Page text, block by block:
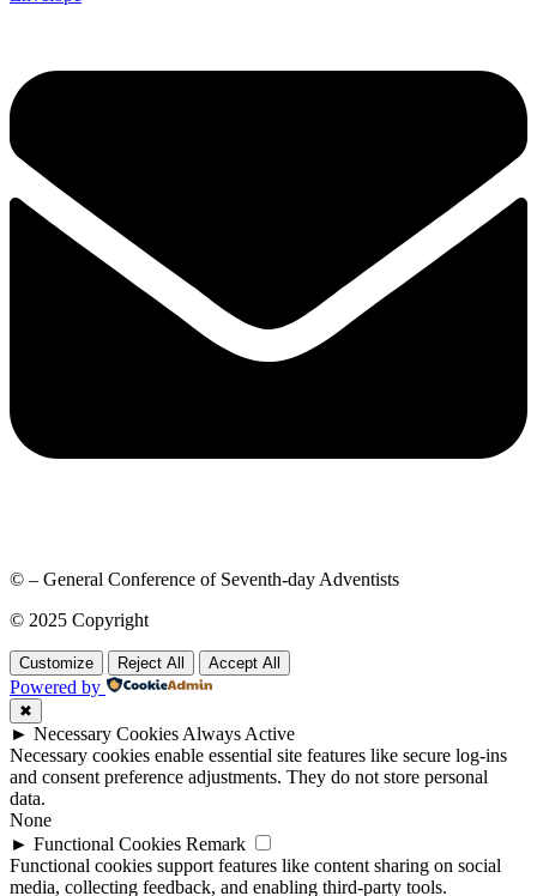
© – General Conference of Seventh-day Adventists
© 2025 Copyright
Customize Reject All Accept All
Powered by
✖
► Necessary Cookies Always Active
Necessary cookies enable essential site features like secure log-ins
and consent preference adjustments. They do not store personal
data.
None
► Functional Cookies Remark
Functional cookies support features like content sharing on social
media, collecting feedback, and enabling third-party tools.